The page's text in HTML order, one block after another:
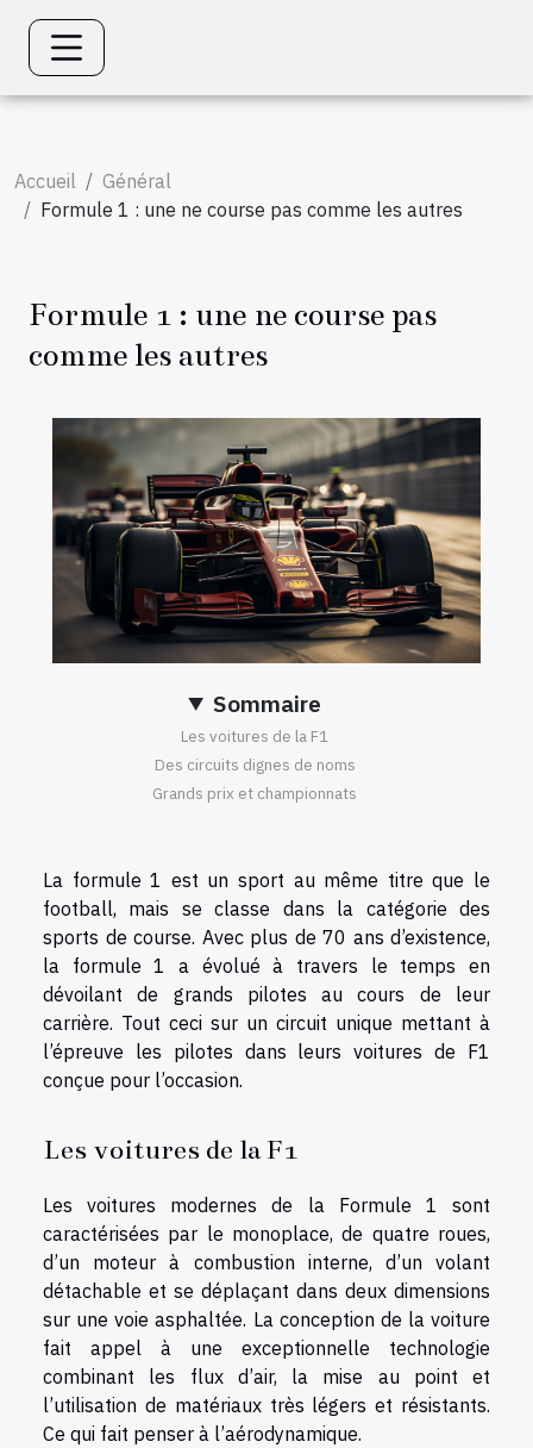
Accueil
Général
Formule 1 : une ne course pas comme les autres
Formule 1 : une ne course pas
comme les autres
Sommaire
Les voitures de la F1
Des circuits dignes de noms
Grands prix et championnats
La formule 1 est un sport au même titre que le
football, mais se classe dans la catégorie des
sports de course. Avec plus de 70 ans d’existence,
la formule 1 a évolué à travers le temps en
dévoilant de grands pilotes au cours de leur
carrière. Tout ceci sur un circuit unique mettant à
l’épreuve les pilotes dans leurs voitures de F1
conçue pour l’occasion.
Les voitures de la F1
Les voitures modernes de la Formule 1 sont
caractérisées par le monoplace, de quatre roues,
d’un moteur à combustion interne, d’un volant
détachable et se déplaçant dans deux dimensions
sur une voie asphaltée. La conception de la voiture
fait appel à une exceptionnelle technologie
combinant les flux d’air, la mise au point et
l’utilisation de matériaux très légers et résistants.
Ce qui fait penser à l’aérodynamique.